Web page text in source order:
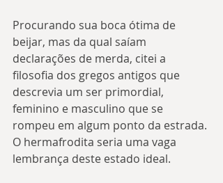
Procurando sua boca ótima de
beijar, mas da qual saíam
declarações de merda, citei a
filosofia dos gregos antigos que
descrevia um ser primordial,
feminino e masculino que se
rompeu em algum ponto da estrada.
O hermafrodita seria uma vaga
lembrança deste estado ideal.